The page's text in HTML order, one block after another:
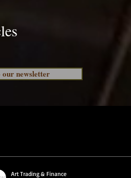
our newsletter
Art Trading & Finance